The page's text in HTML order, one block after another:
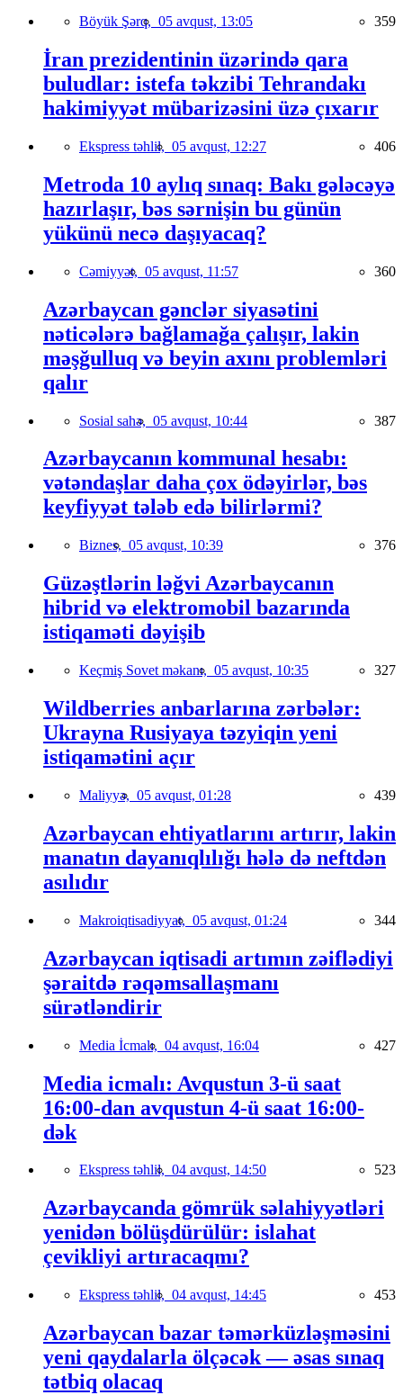
Böyük Şərq, 05 avqust, 13:05 359
İran prezidentinin üzərində qara
buludlar: istefa təkzibi Tehrandakı
hakimiyyət mübarizəsini üzə çıxarır
Ekspress təhlil, 05 avqust, 12:27 406
Metroda 10 aylıq sınaq: Bakı gələcəyə
hazırlaşır, bəs sərnişin bu günün
yükünü necə daşıyacaq?
Cəmiyyət, 05 avqust, 11:57 360
Azərbaycan gənclər siyasətini
nəticələrə bağlamağa çalışır, lakin
məşğulluq və beyin axını problemləri
qalır
Sosial sahə, 05 avqust, 10:44 387
Azərbaycanın kommunal hesabı:
vətəndaşlar daha çox ödəyirlər, bəs
keyfiyyət tələb edə bilirlərmi?
Biznes, 05 avqust, 10:39 376
Güzəştlərin ləğvi Azərbaycanın
hibrid və elektromobil bazarında
istiqaməti dəyişib
Keçmiş Sovet məkanı, 05 avqust, 10:35 327
Wildberries anbarlarına zərbələr:
Ukrayna Rusiyaya təzyiqin yeni
istiqamətini açır
Maliyyə, 05 avqust, 01:28 439
Azərbaycan ehtiyatlarını artırır, lakin
manatın dayanıqlılığı hələ də neftdən
asılıdır
Makroiqtisadiyyat, 05 avqust, 01:24 344
Azərbaycan iqtisadi artımın zəiflədiyi
şəraitdə rəqəmsallaşmanı
sürətləndirir
Media İcmalı, 04 avqust, 16:04 427
Media icmalı: Avqustun 3-ü saat
16:00-dan avqustun 4-ü saat 16:00-
dək
Ekspress təhlil, 04 avqust, 14:50 523
Azərbaycanda gömrük səlahiyyətləri
yenidən bölüşdürülür: islahat
çevikliyi artıracaqmı?
Ekspress təhlil, 04 avqust, 14:45 453
Azərbaycan bazar təmərküzləşməsini
yeni qaydalarla ölçəcək — əsas sınaq
tətbiq olacaq